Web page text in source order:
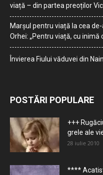
viață – din partea preoților
Marșul pentru viață la cea
Orhei: „Pentru viață, cu inimă
Învierea Fiului văduvei din Nain
POSTĂRI POPULARE
+++
grele ale
28 iulie 2010
****